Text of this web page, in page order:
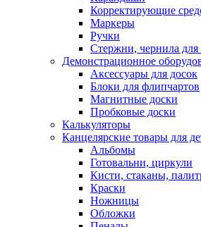
Корректирующие
Маркеры
Ручки
Стержни, чернила
Демонстрационное
Аксессуары для досок
Блоки для флипчартов
Магнитные доски
Пробковые доски
Калькуляторы
Канцелярские товары для
Альбомы
Готовальни, циркули
Кисти, стаканы,
Краски
Ножницы
Обложки